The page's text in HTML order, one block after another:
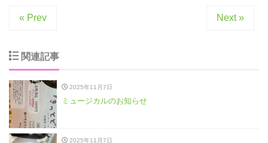
« Prev Next »
関連記事
2025年11月7日
ミュージカルのお知らせ
2025年11月7日